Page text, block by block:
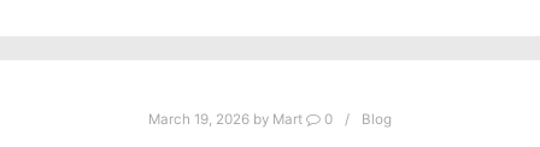
March 19, 2026 by Mart 0 Blog